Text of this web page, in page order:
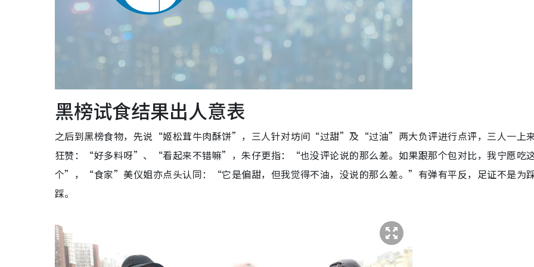
黑榜试食结果出人意表
之后到黑榜食物，先说“姬松茸牛肉酥饼”，三人针对坊间“过甜”及“过油”两大负评进行点评，三人一上
狂赞：“好多料呀”、“看起来不错嘛”，朱仔更指：“也没评论说的那么差。如果跟那个包对比，我宁愿吃
个”，“食家”美仪姐亦点头认同：“它是偏甜，但我觉得不油，没说的那么差。”有弹有平反，足证不是为
踩。